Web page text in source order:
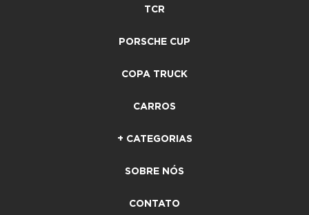
TCR
PORSCHE CUP
COPA TRUCK
CARROS
+ CATEGORIAS
SOBRE NÓS
CONTATO